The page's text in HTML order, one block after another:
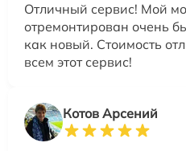
Отличный сервис! Мой
отремонтирован очень
как новый. Стоимость
всем этот сервис!
Котов Арсений